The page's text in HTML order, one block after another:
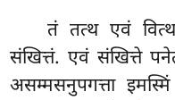
तं तत्थ एवं
संखित्तं. एवं संखित्ते
असम्मसनुपगत्ता